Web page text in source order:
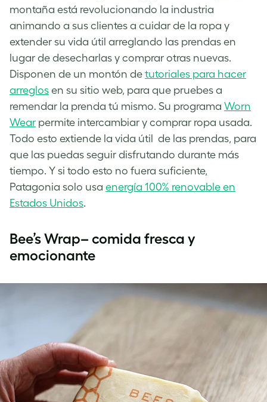
montaña está revolucionando la industria
animando a sus clientes a cuidar de la ropa y
extender su vida útil arreglando las prendas en
lugar de desecharlas y comprar otras nuevas.
Disponen de un montón de tutoriales para hacer
arreglos en su sitio web, para que pruebes a
remendar la prenda tú mismo. Su programa Worn
Wear permite intercambiar y comprar ropa usada.
Todo esto extiende la vida útil de las prendas, para
que las puedas seguir disfrutando durante más
tiempo. Y si todo esto no fuera suficiente,
Patagonia solo usa energía 100% renovable en
Estados Unidos.
Bee’s Wrap– comida fresca y
emocionante